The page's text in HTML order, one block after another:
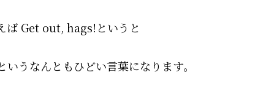
ば Get out, hags!というと
いうなんともひどい言葉になります。